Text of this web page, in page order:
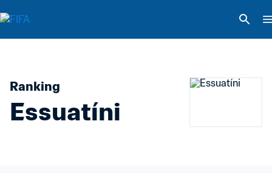
Ranking
Essuatíni